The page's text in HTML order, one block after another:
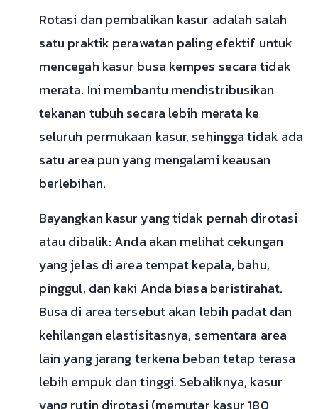
Rotasi dan pembalikan kasur adalah salah
satu praktik perawatan paling efektif untuk
mencegah kasur busa kempes secara tidak
merata. Ini membantu mendistribusikan
tekanan tubuh secara lebih merata ke
seluruh permukaan kasur, sehingga tidak ada
satu area pun yang mengalami keausan
berlebihan.
Bayangkan kasur yang tidak pernah dirotasi
atau dibalik: Anda akan melihat cekungan
yang jelas di area tempat kepala, bahu,
pinggul, dan kaki Anda biasa beristirahat.
Busa di area tersebut akan lebih padat dan
kehilangan elastisitasnya, sementara area
lain yang jarang terkena beban tetap terasa
lebih empuk dan tinggi. Sebaliknya, kasur
yang rutin dirotasi (memutar kasur 180